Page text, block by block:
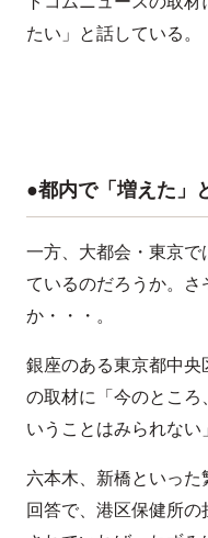
たい」と話している。
●都内で「増えた」
一方、大都会・東京
ているのだろうか。
か・・・。
銀座のある東京都中
の取材に「今のとこ
いうことはみられない
六本木、新橋といっ
回答で、港区保健所